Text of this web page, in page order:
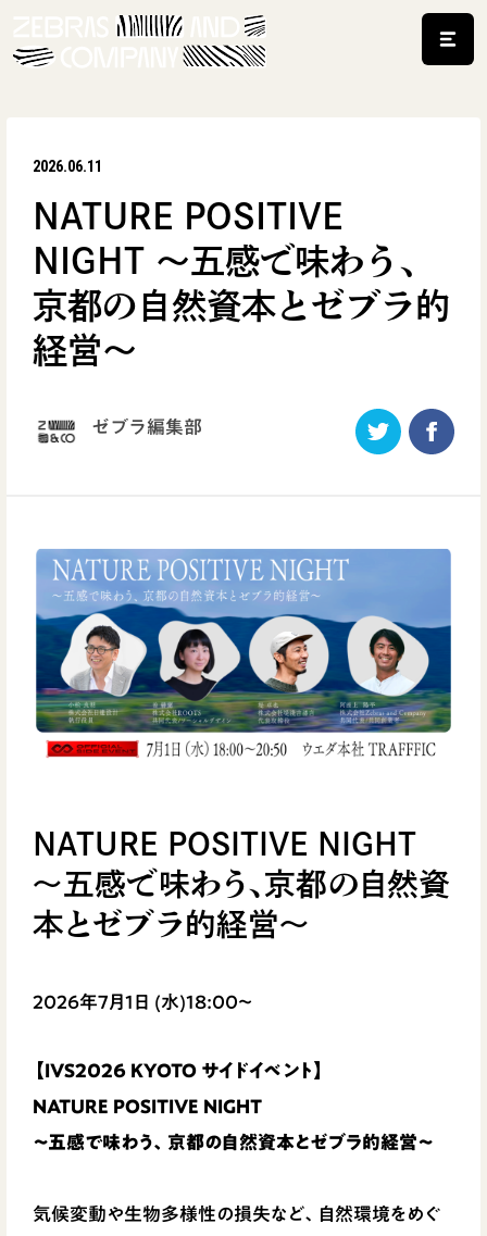
2026.06.11
NATURE POSITIVE
NIGHT ～五感で味わう、
京都の自然資本とゼブラ的
経営～
ゼブラ編集部
NATURE POSITIVE NIGHT
～五感で味わう、京都の自然資
本とゼブラ的経営～
2026年7月1日 (水)18:00〜
【IVS2026 KYOTO サイドイベント】
NATURE POSITIVE NIGHT
～五感で味わう、京都の自然資本とゼブラ的経営～
気候変動や生物多様性の損失など、自然環境をめぐ